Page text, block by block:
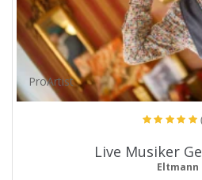
ProArtist
Live Musiker
Eltmann